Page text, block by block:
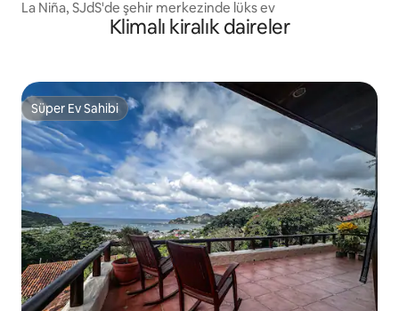
La Niña, SJdS'de şehir merkezinde lüks ev
Klimalı kiralık daireler
Süper Ev Sahibi
Süper Ev Sahibi